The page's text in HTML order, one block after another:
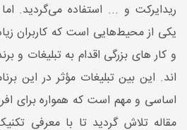
ریدایرکت و ... استفاده می‌گردید.
یکی از محیط‌هایی است که کاربران
و کار های بزرگی اقدام به تبلیغات و
اند. این بین تبلیغات مؤثر در این
اساسی و مهم است که همواره برای
مقاله تلاش گردید تا با معرفی